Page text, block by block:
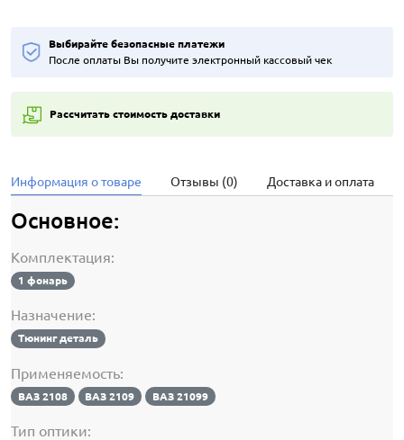
Выбирайте безопасные платежи
После оплаты Вы получите электронный кассовый чек
Рассчитать стоимость доставки
Информация о товаре Отзывы (0) Доставка и оплата
Основное:
Комплектация:
1 фонарь
Назначение:
Тюнинг деталь
Применяемость:
ВАЗ 2108 ВАЗ 2109 ВАЗ 21099
Тип оптики: